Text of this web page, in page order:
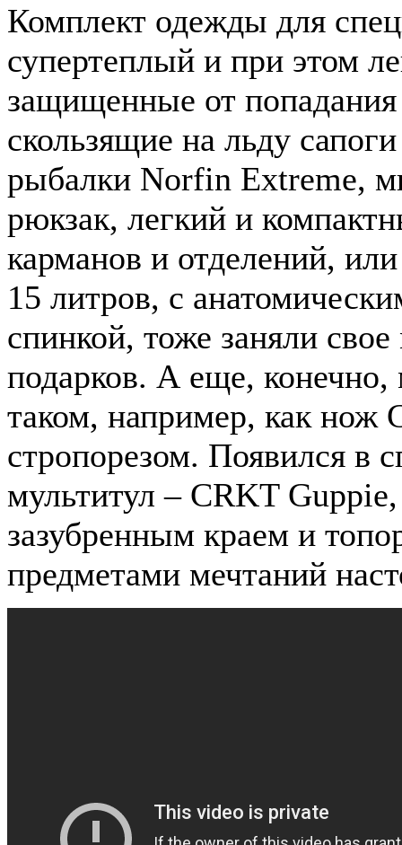
Комплект одежды для
супертеплый и при этом
защищенные от попадания
скользящие на льду
рыбалки Norfin Extreme,
рюкзак, легкий и
карманов и отделений,
15 литров, с
спинкой, тоже заняли
подарков. А еще,
таком, например, как нож
стропорезом. Появился в
мультитул – CRKT
зазубренным краем и
предметами мечтаний